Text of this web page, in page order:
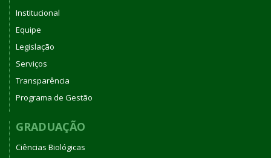
Institucional
Equipe
Legislação
Serviços
Transparência
Programa de Gestão
GRADUAÇÃO
Ciências Biológicas